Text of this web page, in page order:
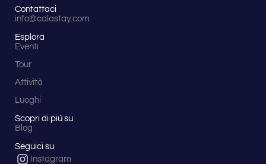
Contattaci
info@calastay.com
Esplora
Eventi
Tour
Attività
Luoghi
Scopri di più su
Blog
Seguici su
Instagram